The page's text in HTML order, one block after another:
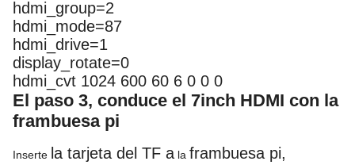
hdmi_group=2
hdmi_mode=87
hdmi_drive=1
display_rotate=0
hdmi_cvt 1024 600 60 6 0 0 0
El paso 3, conduce el 7inch HDMI con la
frambuesa pi
Inserte la tarjeta del TF a la frambuesa pi,